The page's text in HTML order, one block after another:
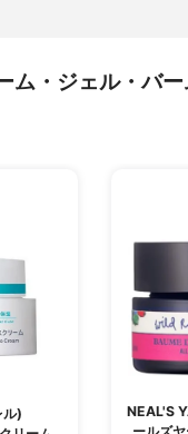
ム・ジェル・バ
)
NEAL'S